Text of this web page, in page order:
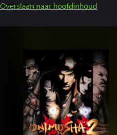
Overslaan naar hoofdinhoud